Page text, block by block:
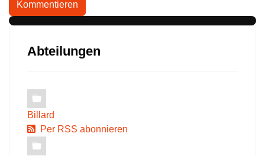
Kommentieren
Abteilungen
Billard
Per RSS abonnieren